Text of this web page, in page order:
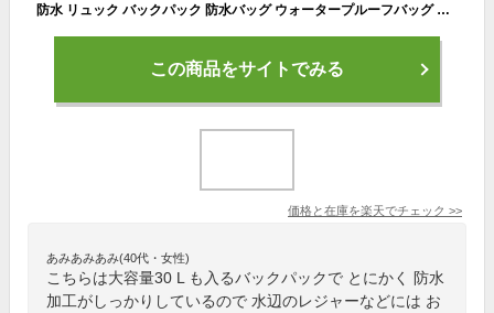
防水 リュック バックパック 防水バッグ ウォータープルーフバッグ 大容量 30L ウォータープルーフ バッグ HeleiWaho ヘレイワホ メンズ レディース ダイビング シュノーケリング サーフィン SUP ウェットスーツ 釣り キャンプ バイク HID
この商品をサイトでみる
価格と在庫を楽天でチェック >>
あみあみあみ(40代・女性)
こちらは大容量30 L も入るバックパックで とにかく 防水
加工がしっかりしているので 水辺のレジャーなどには お